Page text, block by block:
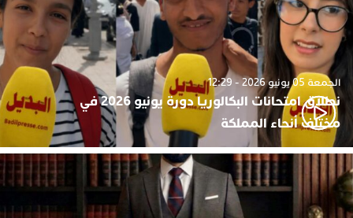
الجمعة 05 يونيو 2026 - 12:29
نطلاق امتحانات البكالوريا دورة يونيو 2026 في
مختلف أنحاء المملكة